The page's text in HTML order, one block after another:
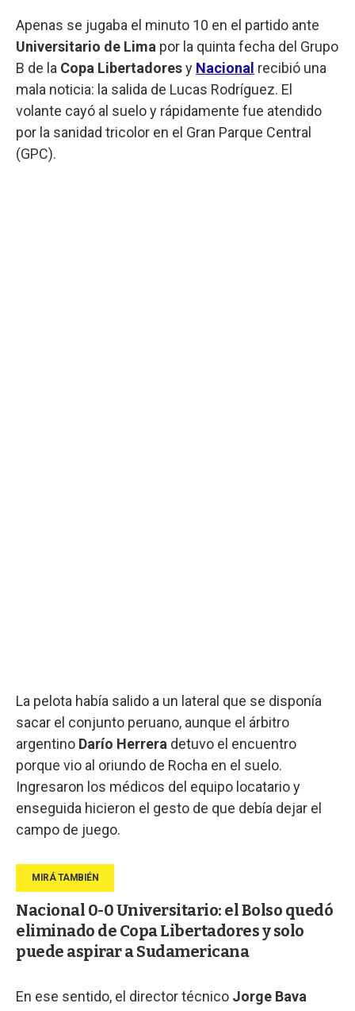
Apenas se jugaba el minuto 10 en el partido ante
Universitario de Lima por la quinta fecha del Grupo
B de la Copa Libertadoresy Nacional recibió una
mala noticia: la salida de Lucas Rodríguez. El
volante cayó al suelo y rápidamente fue atendido
por la sanidad tricolor en el Gran Parque Central
(GPC).
La pelota había salido a un lateral que se disponía
sacar el conjunto peruano, aunque el árbitro
argentino Darío Herrera detuvo el encuentro
porque vio al oriundo de Rocha en el suelo.
Ingresaron los médicos del equipo locatario y
enseguida hicieron el gesto de que debía dejar el
campo de juego.
Nacional 0-0 Universitario: el Bolso quedó
eliminado de Copa Libertadores y solo
puede aspirar a Sudamericana
En ese sentido, el director técnico Jorge Bava